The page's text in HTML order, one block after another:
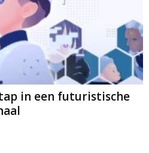
in een futuristische